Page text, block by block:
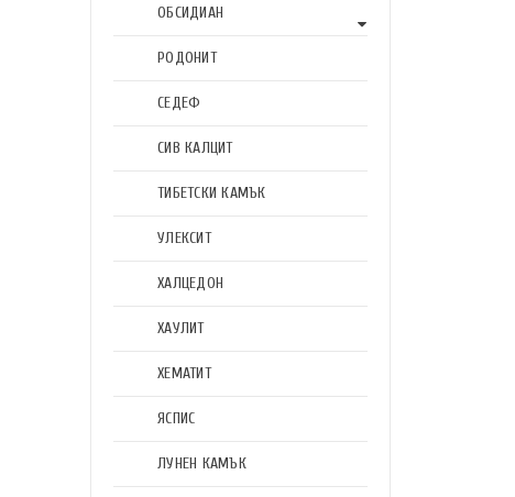
ОБСИДИАН
РОДОНИТ
СЕДЕФ
СИВ КАЛЦИТ
ТИБЕТСКИ КАМЪК
УЛЕКСИТ
ХАЛЦЕДОН
ХАУЛИТ
ХЕМАТИТ
ЯСПИС
ЛУНЕН КАМЪК